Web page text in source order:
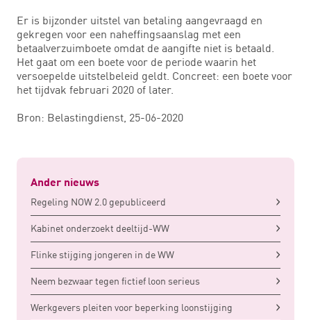
Er is bijzonder uitstel van betaling aangevraagd en
gekregen voor een naheffingsaanslag met een
betaalverzuimboete omdat de aangifte niet is betaald.
Het gaat om een boete voor de periode waarin het
versoepelde uitstelbeleid geldt. Concreet: een boete voor
het tijdvak februari 2020 of later.
Bron: Belastingdienst, 25-06-2020
Ander nieuws
Regeling NOW 2.0 gepubliceerd
Kabinet onderzoekt deeltijd-WW
Flinke stijging jongeren in de WW
Neem bezwaar tegen fictief loon serieus
Werkgevers pleiten voor beperking loonstijging